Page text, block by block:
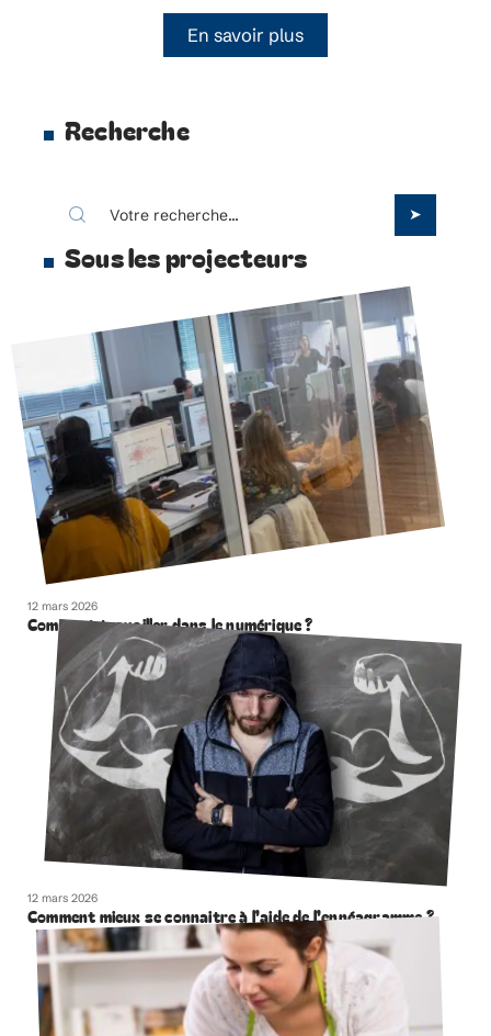
En savoir plus
Recherche
Sous les projecteurs
12 mars 2026
Comment travailler dans le numérique ?
12 mars 2026
Comment mieux se connaitre à l’aide de l’ennéagramme ?